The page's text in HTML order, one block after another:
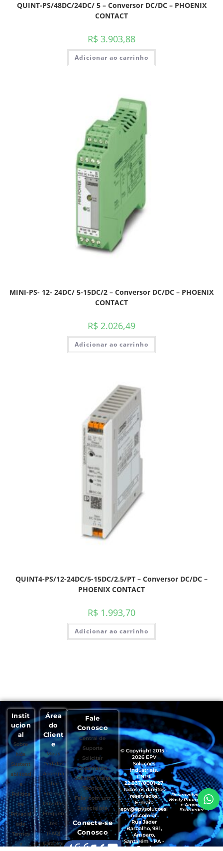
QUINT-PS/48DC/24DC/ 5 – Conversor DC/DC – PHOENIX
CONTACT
R$ 3.903,88
Adicionar ao carrinho
MINI-PS- 12- 24DC/ 5-15DC/2 – Conversor DC/DC – PHOENIX
CONTACT
R$ 2.026,49
Adicionar ao carrinho
QUINT4-PS/12-24DC/5-15DC/2.5/PT – Conversor DC/DC –
PHOENIX CONTACT
R$ 1.993,70
Adicionar ao carrinho
Instit
ucion
al
Sobre
Nós
Sustent
abilidad
e
Política
de
Privacid
ade
Termos
e
Área
do
Client
e
Meus
Pedidos
Acompa
nhar
Entrega
Dúvidas
Frequen
tes
(FAQ)
Garantias
Fale
Conosco
Central de
Suporte
Solicitar
Orçamento
Solicitar Visita
Técnica
Falar com um
Especialista
Conecte-se
Conosco
© Copyright 2015 -
2026 EPV
Soluções
Industriais.
CNPJ:
22.837/0001-27
Todos os direitos
reservados.
E-mail:
epv@epvsolucoesi
nd.com.br
Rua Jáder
Barbalho, 981,
Amparo,
Santarém - PA -
Brasil
Desenvolvido por
Wasly Paumgartten
e Amaury
Schroeder